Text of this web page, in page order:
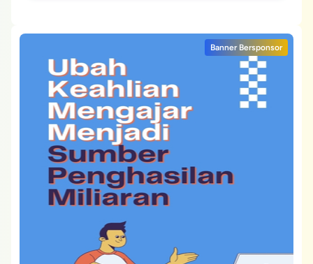
Banner Bersponsor